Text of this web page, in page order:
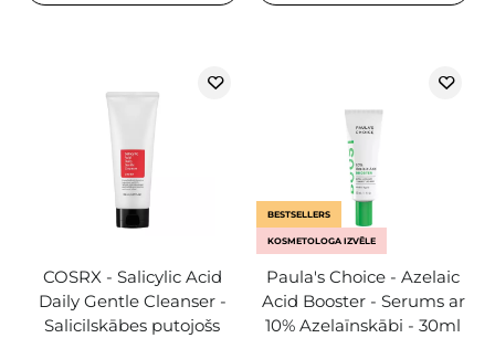
COSRX - Salicylic Acid
Daily Gentle Cleanser -
Salicilskābes putojošs
BESTSELLERS
KOSMETOLOGA IZVĒLE
Paula's Choice - Azelaic
Acid Booster - Serums ar
10% Azelaīnskābi - 30ml